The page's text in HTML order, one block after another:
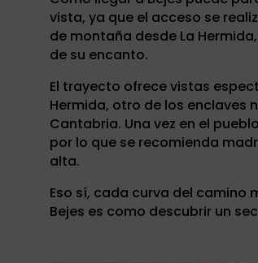
vista, ya que el acceso se
de montaña desde La
de su encanto.
El trayecto ofrece vistas
Hermida, otro de los enclaves
Cantabria. Una vez en el
por lo que se recomienda
alta.
Eso sí, cada curva del camino
Bejes es como descubrir un